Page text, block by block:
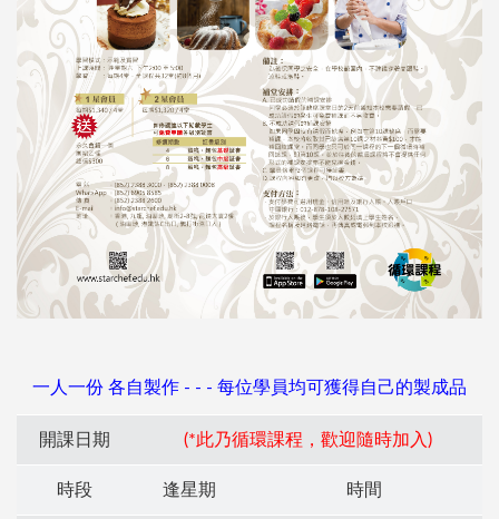
一人一份 各自製作 - - - 每位學員均可獲得自己的製成品
開課日期 (*此乃循環課程，歡迎隨時加入)
時段 逢星期 時間